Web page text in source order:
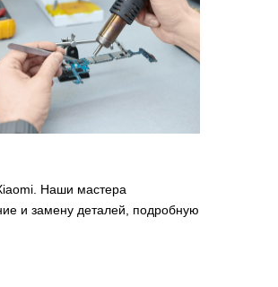
Наши мастера
и замену деталей, подробную